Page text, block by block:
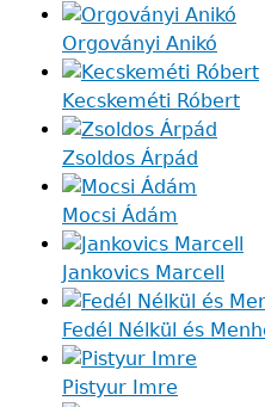
Orgoványi Anikó
Kecskeméti Róbert
Zsoldos Árpád
Mocsi Ádám
Jankovics Marcell
Fedél Nélkül és
Pistyur Imre